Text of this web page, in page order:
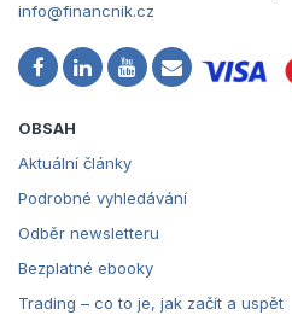
info@financnik.cz
OBSAH
Aktuální články
Podrobné vyhledávání
Odběr newsletteru
Bezplatné ebooky
Trading – co to je, jak začít a uspět